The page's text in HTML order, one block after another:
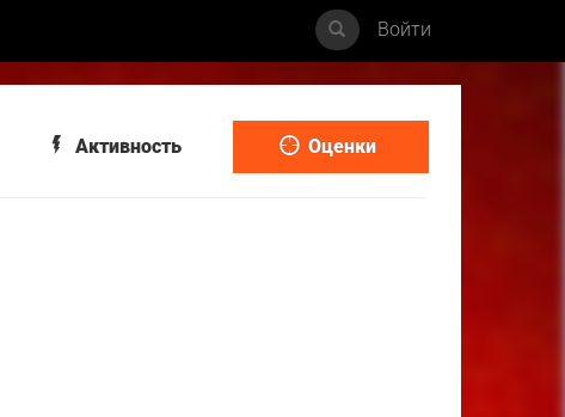
Войти
Активность Оценки